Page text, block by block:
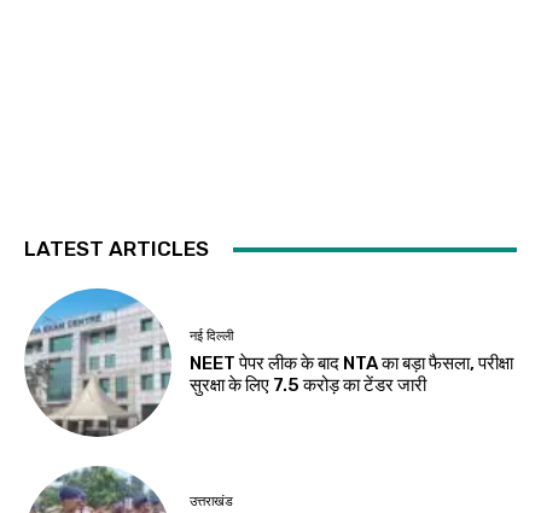
LATEST ARTICLES
नई दिल्ली
NEET पेपर लीक के बाद NTA का बड़ा फैसला, परीक्षा
सुरक्षा के लिए ₹7.5 करोड़ का टेंडर जारी
उत्तराखंड